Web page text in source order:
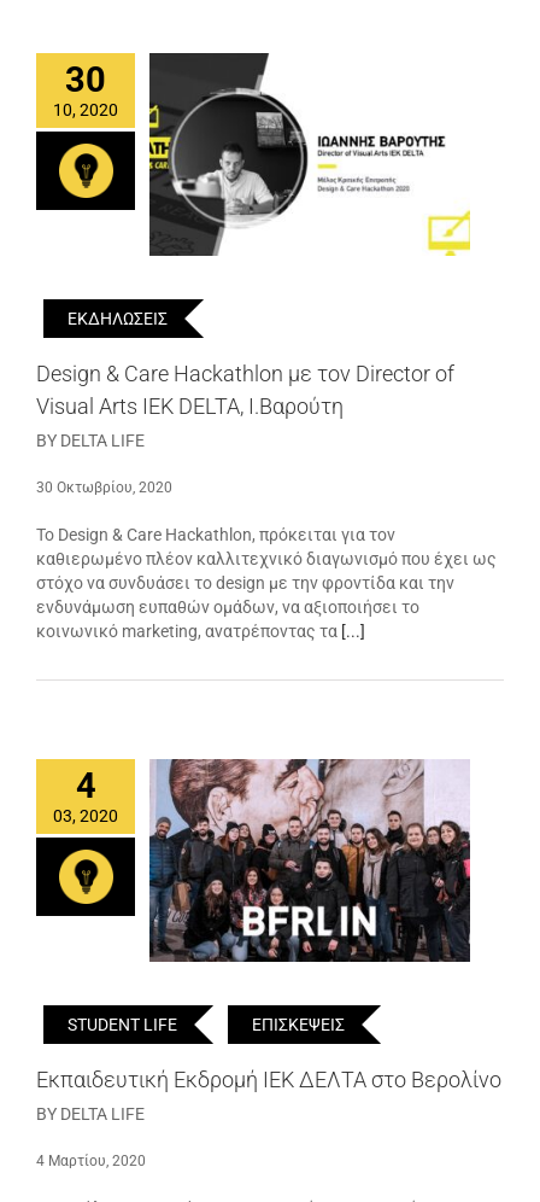
30
10, 2020
ΕΚΔΗΛΩΣΕΙΣ
Design & Care Hackathlon με τον Director of
Visual Arts IEK DELTA, Ι.Βαρούτη
BY DELTA LIFE
30 Οκτωβρίου, 2020
Το Design & Care Hackathlon, πρόκειται για τον
καθιερωμένο πλέον καλλιτεχνικό διαγωνισμό που έχει ως
στόχο να συνδυάσει το design με την φροντίδα και την
ενδυνάμωση ευπαθών ομάδων, να αξιοποιήσει το
κοινωνικό marketing, ανατρέποντας τα [...]
4
03, 2020
STUDENT LIFE ΕΠΙΣΚΕΨΕΙΣ
Εκπαιδευτική Εκδρομή ΙΕΚ ΔΕΛΤΑ στο Βερολίνο
BY DELTA LIFE
4 Μαρτίου, 2020